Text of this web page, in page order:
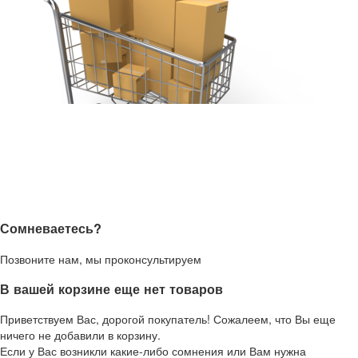
Сомневаетесь?
Позвоните нам, мы проконсультируем
В вашей корзине еще нет товаров
Приветствуем Вас, дорогой покупатель! Сожалеем, что Вы еще
ничего не добавили в корзину.
Если у Вас возникли какие-либо сомнения или Вам нужна